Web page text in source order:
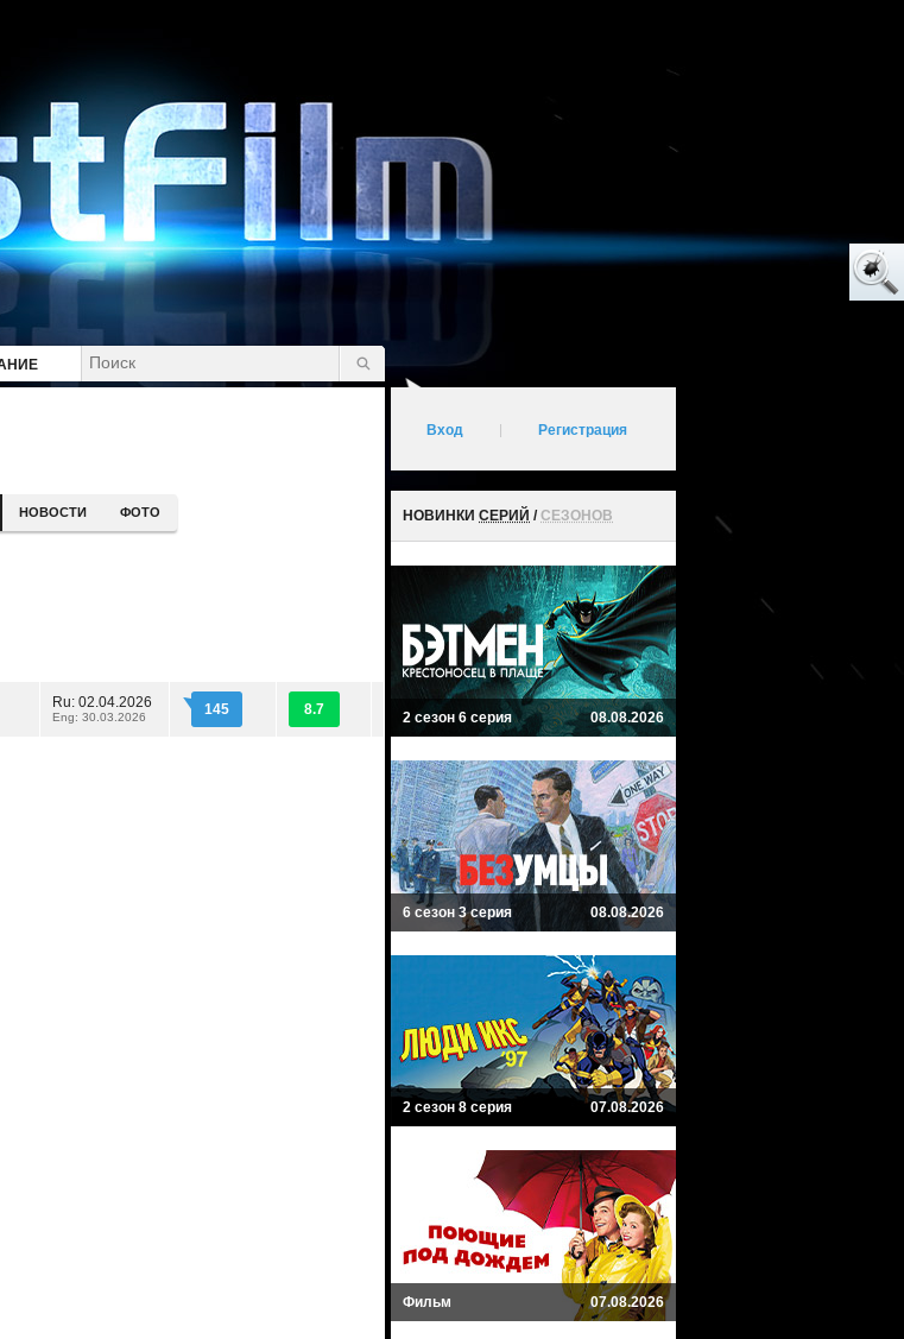
НОВОСТИ ФОТО
Ru: 02.04.2026
Eng: 30.03.2026 145 8.7
Вход Регистрация
НОВИНКИ СЕРИЙ /СЕЗОНОВ
2 сезон 6 серия 08.08.2026
6 сезон 3 серия 08.08.2026
2 сезон 8 серия 07.08.2026
Фильм 07.08.2026